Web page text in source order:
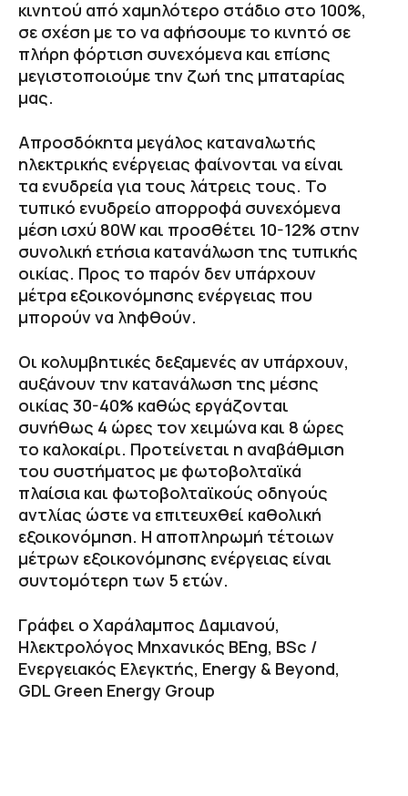
κινητού από χαμηλότερο στάδιο στο 100%,
σε σχέση με το να αφήσουμε το κινητό σε
πλήρη φόρτιση συνεχόμενα και επίσης
μεγιστοποιούμε την ζωή της μπαταρίας
μας.
Απροσδόκητα μεγάλος καταναλωτής
ηλεκτρικής ενέργειας φαίνονται να είναι
τα ενυδρεία για τους λάτρεις τους. Το
τυπικό ενυδρείο απορροφά συνεχόμενα
μέση ισχύ 80W και προσθέτει 10-12% στην
συνολική ετήσια κατανάλωση της τυπικής
οικίας. Προς το παρόν δεν υπάρχουν
μέτρα εξοικονόμησης ενέργειας που
μπορούν να ληφθούν.
Οι κολυμβητικές δεξαμενές αν υπάρχουν,
αυξάνουν την κατανάλωση της μέσης
οικίας 30-40% καθώς εργάζονται
συνήθως 4 ώρες τον χειμώνα και 8 ώρες
το καλοκαίρι. Προτείνεται η αναβάθμιση
του συστήματος με φωτοβολταϊκά
πλαίσια και φωτοβολταϊκούς οδηγούς
αντλίας ώστε να επιτευχθεί καθολική
εξοικονόμηση. Η αποπληρωμή τέτοιων
μέτρων εξοικονόμησης ενέργειας είναι
συντομότερη των 5 ετών.
Γράφει ο Χαράλαμπος Δαμιανού,
Ηλεκτρολόγος Μηχανικός BEng, BSc /
Ενεργειακός Ελεγκτής, Energy & Beyond,
GDL Green Energy Group